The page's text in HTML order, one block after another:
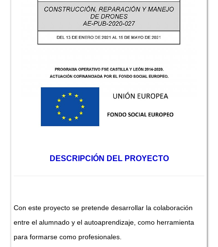
DESCRIPCIÓN DEL PROYECTO
Con este proyecto se pretende desarrollar la colaboración
entre el alumnado y el autoaprendizaje, como herramienta
para formarse como profesionales.